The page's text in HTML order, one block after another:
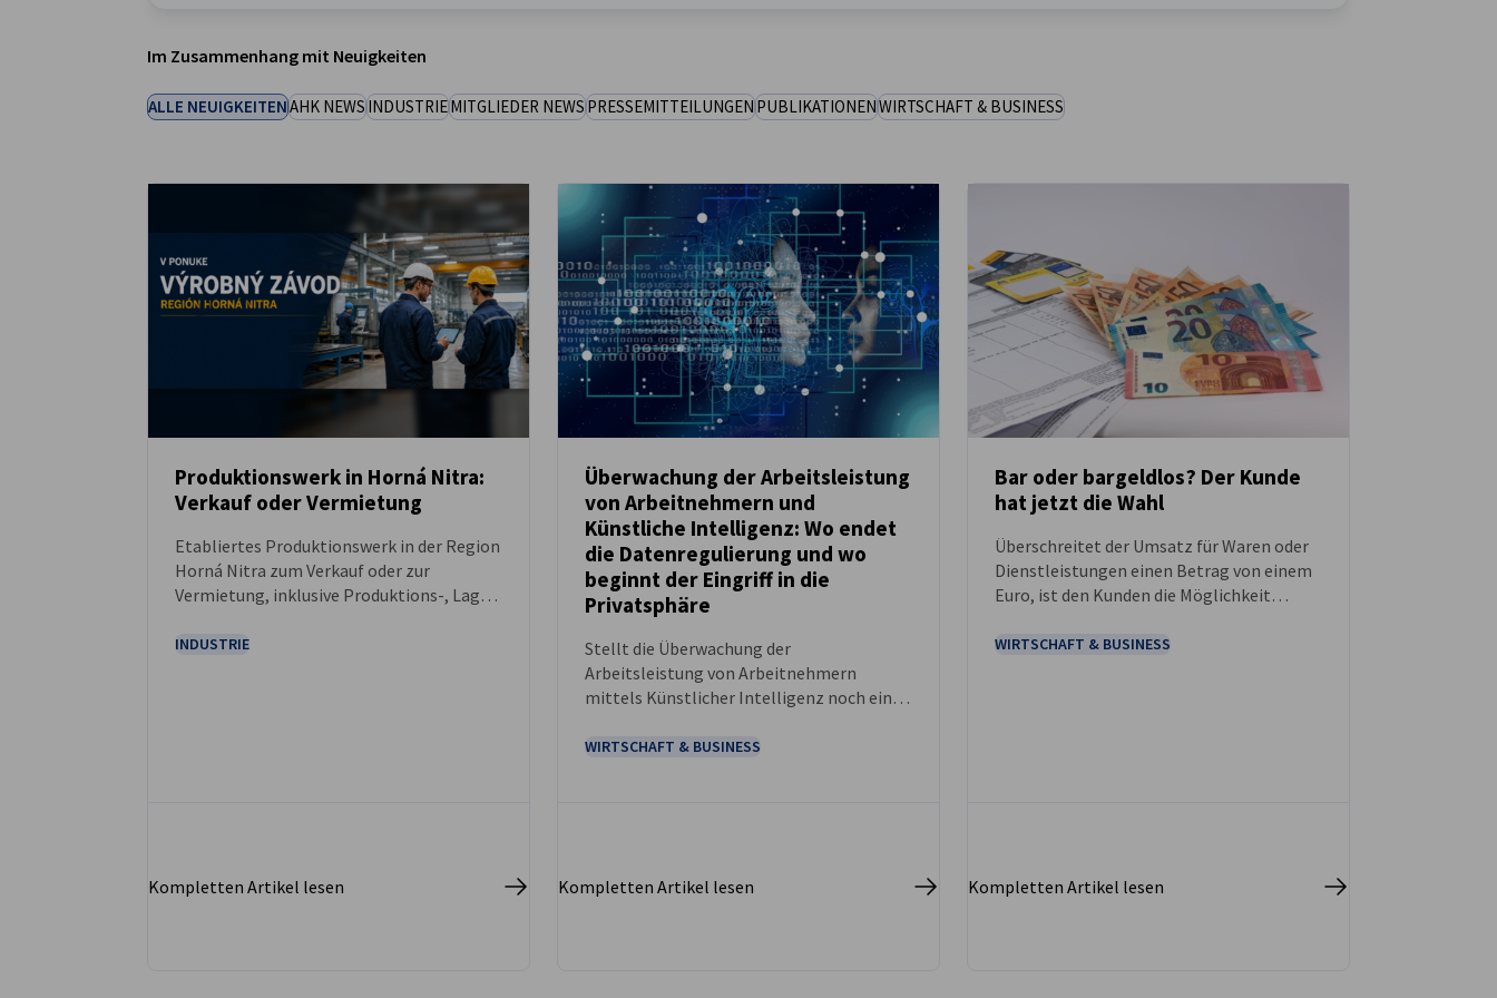
Slovakia
Im Zusammenhang mit Neuigkeiten
ALLE NEUIGKEITENAHK NEWSINDUSTRIEMITGLIEDER NEWSPRESSEMITTEILUNGENPUBLIKATIONENWIRTSCHAFT & BUSINESS
Produktionswerk in Horná Nitra:
Verkauf oder Vermietung
Etabliertes Produktionswerk in der Region
Horná Nitra zum Verkauf oder zur
Vermietung, inklusive Produktions-, Lager-
Übernahme von Maschinenpark und
INDUSTRIE
Kompletten Artikel lesen
NEUIGKEITEN
Überwachung der Arbeitsleistung
von Arbeitnehmern und
Künstliche Intelligenz: Wo endet
die Datenregulierung und wo
beginnt der Eingriff in die
Privatsphäre
Stellt die Überwachung der
Arbeitsleistung von Arbeitnehmern
mittels Künstlicher Intelligenz noch eine
im Rahmen der Datenschutz-
WIRTSCHAFT & BUSINESS
Kompletten Artikel lesen
Bar oder bargeldlos? Der Kunde
hat jetzt die Wahl
Überschreitet der Umsatz für Waren oder
Dienstleistungen einen Betrag von einem
Euro, ist den Kunden die Möglichkeit
WIRTSCHAFT & BUSINESS
Kompletten Artikel lesen